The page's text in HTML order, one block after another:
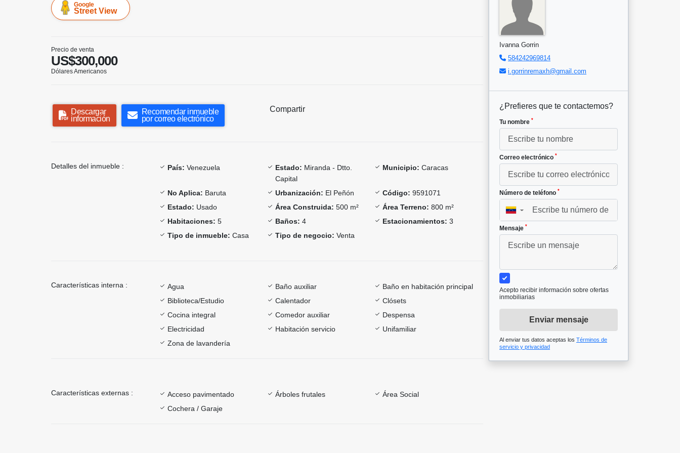
Google
Street View
Precio de venta
US$300,000
Dólares Americanos
Descargar
información
Recomendar inmueble
por correo electrónico
Compartir
Detalles del inmueble : País: Venezuela Estado: Miranda - Dtto.
Capital
Municipio: Caracas
No Aplica: Baruta Urbanización: El Peñón Código: 9591071
Estado: Usado Área Construida: 500 m² Área Terreno: 800 m²
Habitaciones: 5 Baños: 4 Estacionamientos: 3
Tipo de inmueble: Casa Tipo de negocio: Venta
Características interna : Agua Baño auxiliar
Baño en habitación principal
Biblioteca/Estudio
Calentador
Clósets
Cocina integral
Comedor auxiliar
Despensa
Electricidad
Habitación servicio
Unifamiliar
Zona de lavandería
Características externas : Acceso pavimentado Árboles frutales
Área Social
Cochera / Garaje
Ivanna Gorrin
584242969814
i.gorrinremaxh@gmail.com
¿Prefieres que te contactemos?
Tu nombre *
Correo electrónico *
Número de teléfono *
▼
Mensaje *
Acepto recibir información sobre ofertas
inmobiliarias
Enviar mensaje
Al enviar tus datos aceptas los Términos de
servicio y privacidad